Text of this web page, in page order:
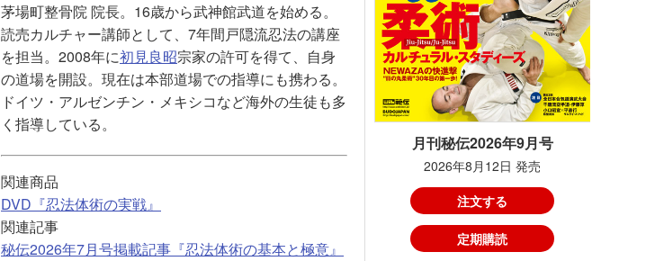
茅場町整骨院 院長。16歳から武神館武道を始める。
読売カルチャー講師として、7年間戸隠流忍法の講座
を担当。2008年に初見良昭宗家の許可を得て、自身
の道場を開設。現在は本部道場での指導にも携わる。
ドイツ・アルゼンチン・メキシコなど海外の生徒も多
く指導している。
関連商品
DVD『忍法体術の実戦』
関連記事
秘伝2026年7月号掲載記事『忍法体術の基本と極意』
月刊秘伝2026年9月号
2026年8月12日 発売
注文する
定期購読